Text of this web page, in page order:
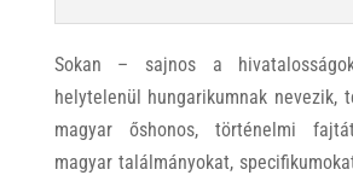
Sokan – sajnos a
helytelenül hungarikumnak nevezik,
magyar őshonos, történelmi
magyar találmányokat,